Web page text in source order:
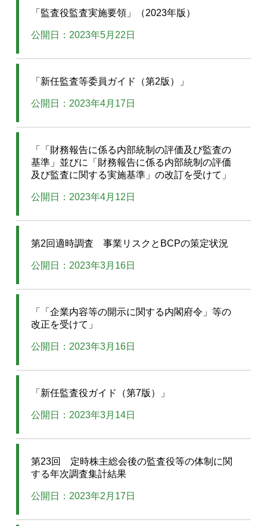
「監査役監査実施要領」（2023年版）
公開日：2023年5月22日
「新任監査等委員ガイド（第2版）」
公開日：2023年4月17日
「「財務報告に係る内部統制の評価及び監査の
基準」並びに「財務報告に係る内部統制の評価
及び監査に関する実施基準」の改訂を受けて」
公開日：2023年4月12日
第2回適時調査 事業リスクとBCPの策定状況
公開日：2023年3月16日
「「企業内容等の開示に関する内閣府令」等の
改正を受けて」
公開日：2023年3月16日
「新任監査役ガイド（第7版）」
公開日：2023年3月14日
第23回 定時株主総会後の監査役等の体制に関
する年次調査集計結果
公開日：2023年2月17日